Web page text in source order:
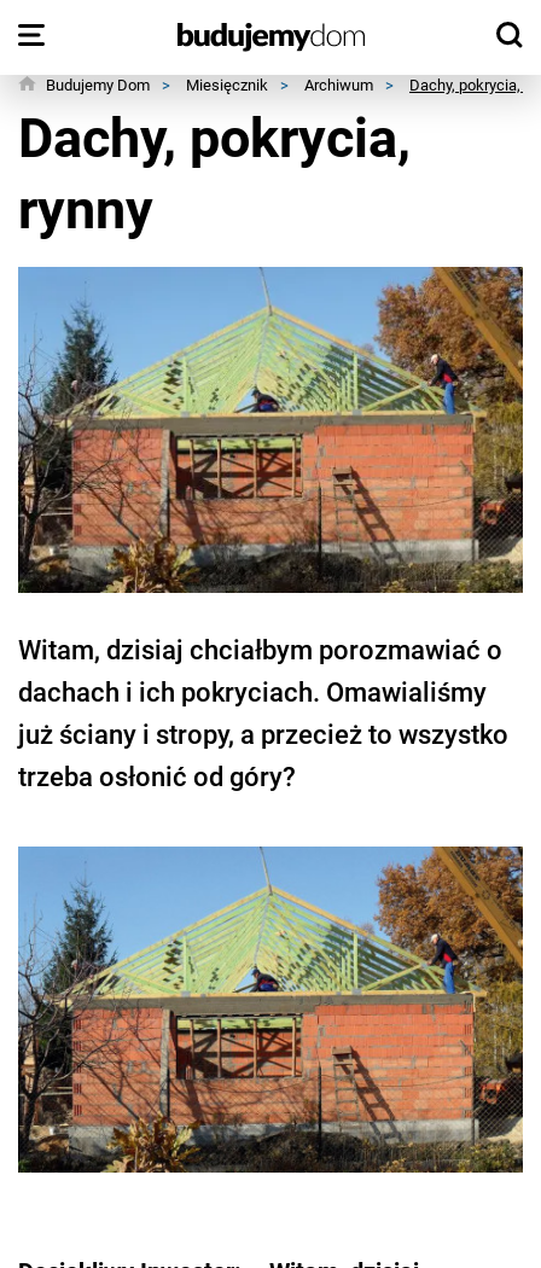
Budujemy Dom > Miesięcznik > Archiwum > Dachy, pokrycia,
Dachy, pokrycia,
rynny
Witam, dzisiaj chciałbym porozmawiać o
dachach i ich pokryciach. Omawialiśmy
już ściany i stropy, a przecież to wszystko
trzeba osłonić od góry?